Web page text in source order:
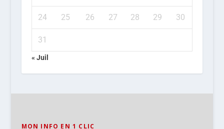
24 25 26 27 28 29 30
31
« Juil
MON INFO EN 1 CLIC